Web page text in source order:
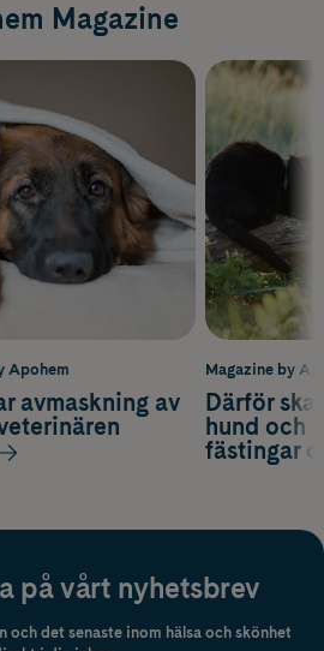
Magazine
Magazine by
Därför
hund och
fästingar
Apohem
avmaskning av
på vårt nyhetsbrev
och det senaste inom hälsa och skönhet